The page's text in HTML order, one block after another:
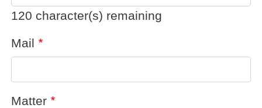
120 character(s) remaining
Mail
Matter